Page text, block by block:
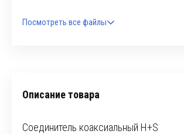
Посмотреть все файлы
Описание товара
Соединитель коаксиальный H+S